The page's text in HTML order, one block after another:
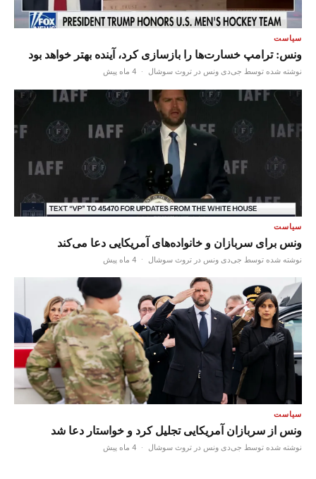
سیاست
ونس: ترامپ خسارت‌ها را بازسازی کرد، آینده بهتر خواهد بود
نوشته شده توسط جی‌دی ونس در تروث سوشال · 4 ماه پیش
سیاست
ونس برای سربازان و خانواده‌های آمریکایی دعا می‌کند
نوشته شده توسط جی‌دی ونس در تروث سوشال · 4 ماه پیش
سیاست
ونس از سربازان آمریکایی تجلیل کرد و خواستار دعا شد
نوشته شده توسط جی‌دی ونس در تروث سوشال · 4 ماه پیش